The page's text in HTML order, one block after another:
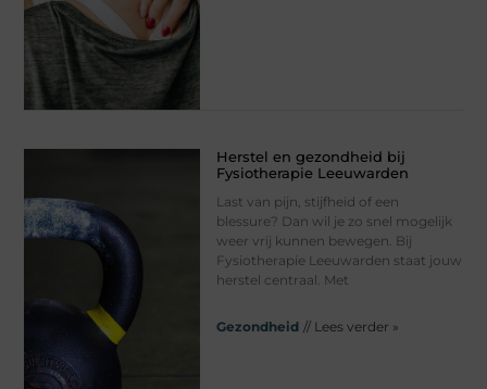
Herstel en gezondheid bij
Fysiotherapie Leeuwarden
Last van pijn, stijfheid of een
blessure? Dan wil je zo snel mogelijk
weer vrij kunnen bewegen. Bij
Fysiotherapie Leeuwarden staat jouw
herstel centraal. Met
Gezondheid // Lees verder »